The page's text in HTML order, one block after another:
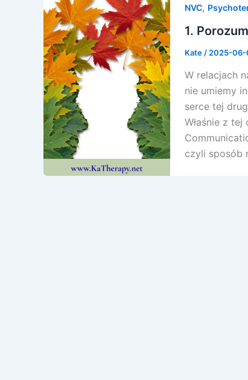
NVC,
1.
Kate / 2025-06-
W relacjach
nie umiemy
serce tej
Właśnie z
czyli sposób